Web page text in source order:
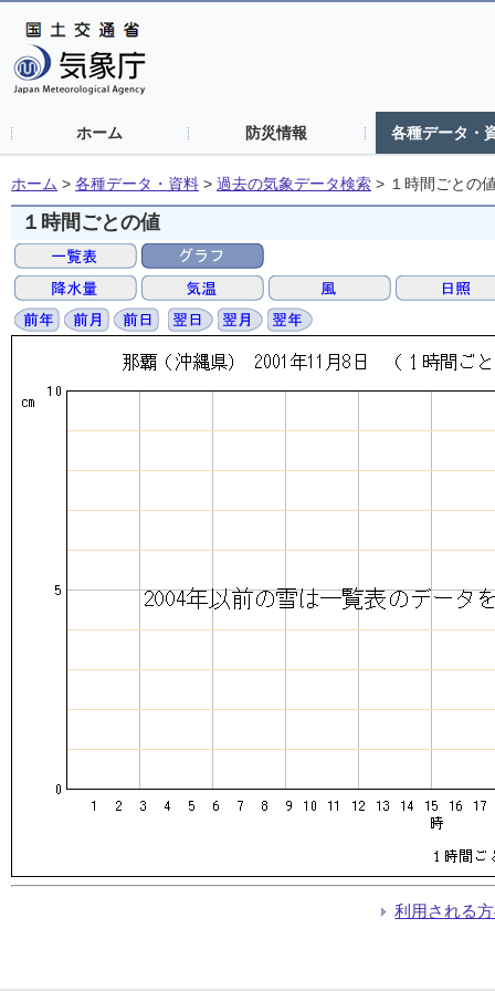
ホーム 防災情報 各種データ・
ホーム > 各種データ・資料 > 過去の気象データ検索 > １時間ごとの
１時間ごとの値
利用される